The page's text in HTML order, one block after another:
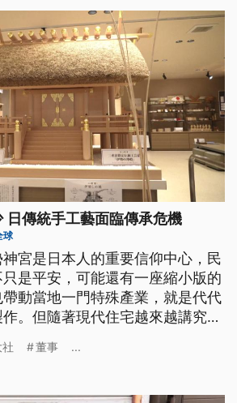
日傳統手工藝面臨傳承危機
球
宮是日本人的重要信仰中心，民
是平安，可能還有一座縮小版的
動當地一門特殊產業，就是代代
。但隨著現代住宅越來越講究空
危機。
社 董事 ...